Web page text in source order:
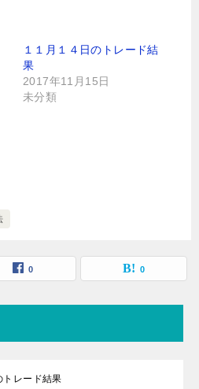
１１月１４日のトレード結
果
2017年11月15日
未分類
0 0
トレード結果